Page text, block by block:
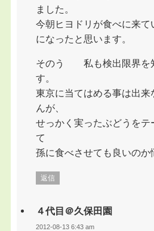
ました。
今朝ヒヨドリが食べに来て
になったと思います。
そのう 私も検出限界を
す。
東京に当てはめる事は出来
んが、
せっかく実ったぶどうをテ
て
孫に食べさせても良いのか
返信
４代目＠久保田園
2012-08-13 6:43 am